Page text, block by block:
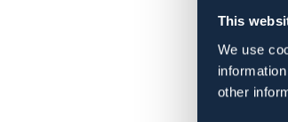
This
We use
other